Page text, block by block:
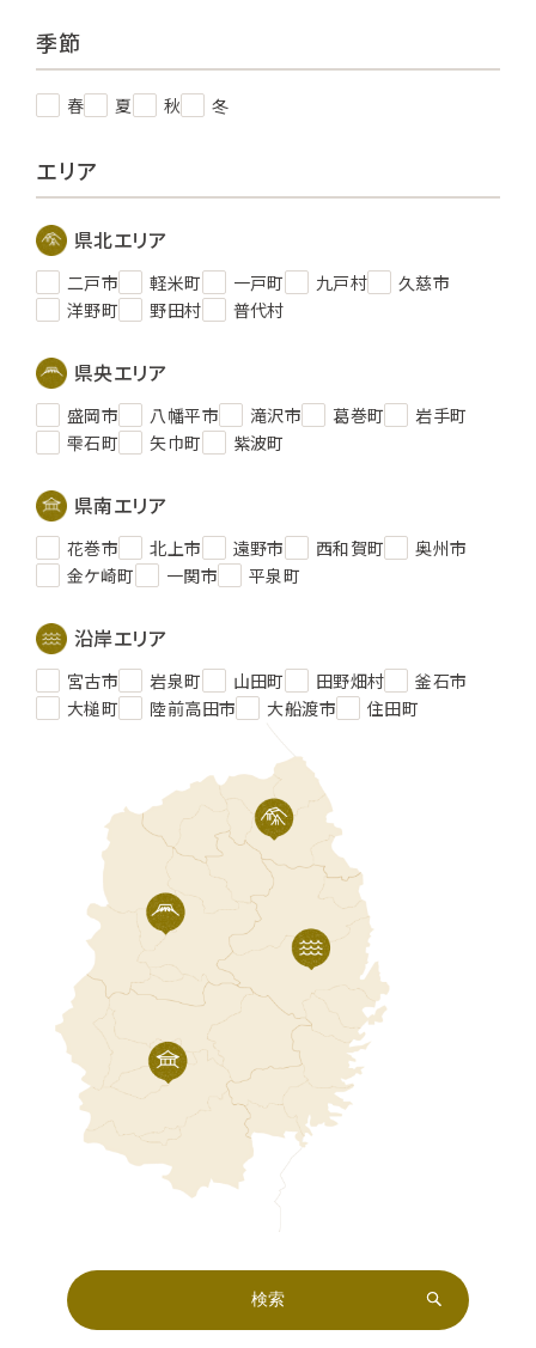
季節
春 夏 秋 冬
エリア
県北エリア
二戸市 軽米町 一戸町 九戸村
久慈市
洋野町
野田村 普代村
県央エリア
盛岡市 八幡平市 滝沢市 葛巻町
岩手町
雫石町
矢巾町 紫波町
県南エリア
花巻市 北上市 遠野市 西和賀町
奥州市
金ケ崎町
一関市 平泉町
沿岸エリア
宮古市 岩泉町 山田町 田野畑村
釜石市
大槌町
陸前高田市 大船渡市 住田町